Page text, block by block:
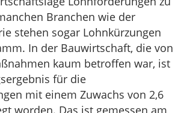
Branchen wie der
stehen sogar Lohnkürzungen
In der Bauwirtschaft, die von
kaum betroffen war, ist
für die
mit einem Zuwachs von 2,6
worden. Das ist gemessen am